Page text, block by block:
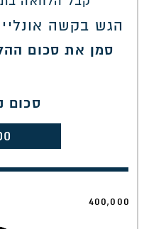
הגש בקשה
סמן את סכום
סכום
400,000